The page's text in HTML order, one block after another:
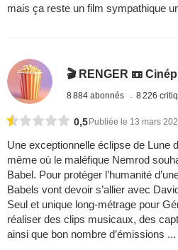
mais ça reste un film sympathique
🎬 RENGER 📼
8 884 abonnés 8 226
0,5Publiée le 13 mars
Une exceptionnelle éclipse de Lune
même où le maléfique Nemrod
Babel. Pour protéger l’humanité
Babels vont devoir s’allier avec
Seul et unique long-métrage pour
réaliser des clips musicaux, des
ainsi que bon nombre d’émissions ...